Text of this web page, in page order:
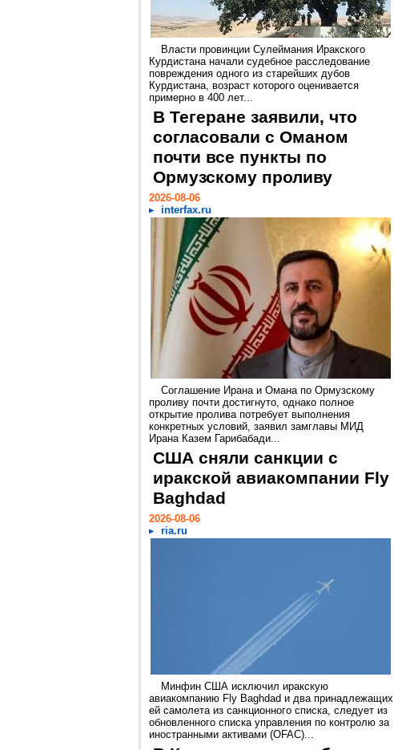
Власти провинции Сулеймания Иракского
Курдистана начали судебное расследование
повреждения одного из старейших дубов
Курдистана, возраст которого оценивается
примерно в 400 лет...
В Тегеране заявили, что
согласовали с Оманом
почти все пункты по
Ормузскому проливу
2026-08-06
interfax.ru
Соглашение Ирана и Омана по Ормузскому
проливу почти достигнуто, однако полное
открытие пролива потребует выполнения
конкретных условий, заявил замглавы МИД
Ирана Казем Гарибабади...
США сняли санкции с
иракской авиакомпании Fly
Baghdad
2026-08-06
ria.ru
Минфин США исключил иракскую
авиакомпанию Fly Baghdad и два принадлежащих
ей самолета из санкционного списка, следует из
обновленного списка управления по контролю за
иностранными активами (OFAC)...